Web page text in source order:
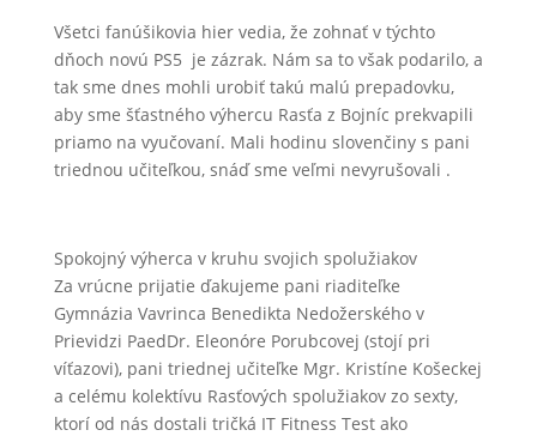
Všetci fanúšikovia hier vedia, že zohnať v týchto
dňoch novú PS5 je zázrak. Nám sa to však podarilo, a
tak sme dnes mohli urobiť takú malú prepadovku,
aby sme šťastného výhercu Rasťa z Bojníc prekvapili
priamo na vyučovaní. Mali hodinu slovenčiny s pani
triednou učiteľkou, snáď sme veľmi nevyrušovali .
Spokojný výherca v kruhu svojich spolužiakov
Za vrúcne prijatie ďakujeme pani riaditeľke
Gymnázia Vavrinca Benedikta Nedožerského v
Prievidzi PaedDr. Eleonóre Porubcovej (stojí pri
víťazovi), pani triednej učiteľke Mgr. Kristíne Košeckej
a celému kolektívu Rasťových spolužiakov zo sexty,
ktorí od nás dostali tričká IT Fitness Test ako